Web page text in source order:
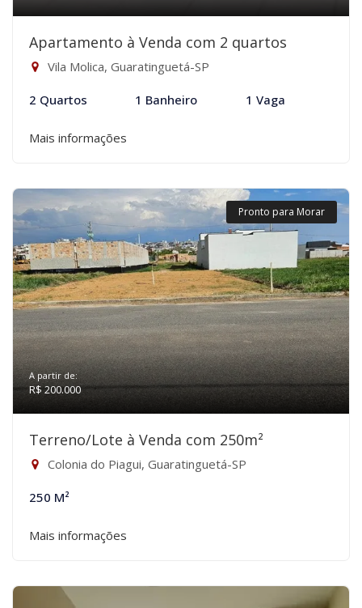
Apartamento à Venda com 2 quartos
Vila Molica, Guaratinguetá-SP
2 Quartos 1 Banheiro 1 Vaga
Mais informações
Pronto para Morar
A partir de:
R$ 200.000
Terreno/Lote à Venda com 250m²
Colonia do Piagui, Guaratinguetá-SP
250 M²
Mais informações